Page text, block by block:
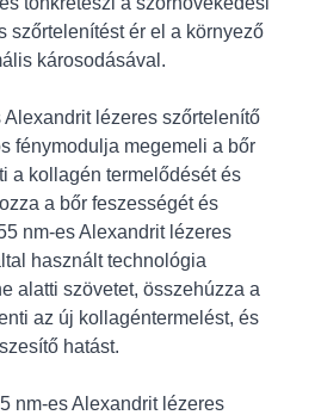
szőrtelenítést ér el a környező
károsodásával.
lézeres szőrtelenítő
fénymodulja megemeli a bőr
a kollagén termelődését és
a bőr feszességét és
nm-es Alexandrit lézeres
használt technológia
alatti szövetet, összehúzza a
az új kollagéntermelést, és
hatást.
nm-es Alexandrit lézeres